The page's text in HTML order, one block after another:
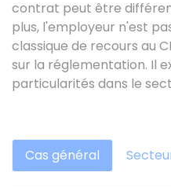
contrat peut être
plus, l'employeur n'est
classique de recours au
sur la réglementation. Il
particularités dans le
Cas général